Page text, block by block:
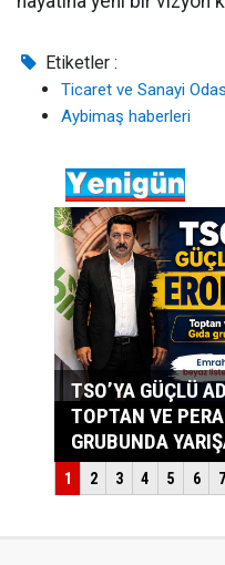
Etiketler :
Ticaret ve Sanayi
Aybimaş haberleri